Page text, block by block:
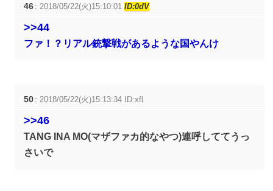
46 : 2018/05/22(火)15:10:01ID:0dV
>>44
ファ！？リアル銃撃戦があるような国やんけ
50 : 2018/05/22(火)15:13:34 ID:xfl
>>46
TANG INA MO(マザファカ的なやつ)連呼しててうっ
さいで